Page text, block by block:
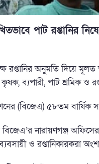
পাট রপ্তানির
রপ্তানির অনুমতি দিয়ে
ব্যপারী, পাট শ্রমিক ও
(বিজেএ) ৫৮তম বার্ষিক
বিজেএ’র নারায়ণগঞ্জ
ও রপ্তানিকারকরা